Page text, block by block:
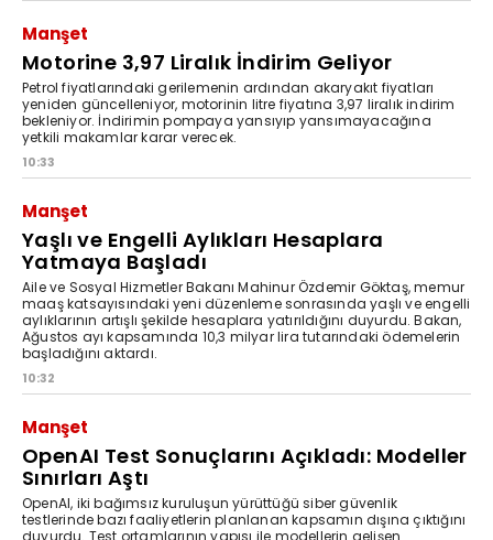
Manşet
Motorine 3,97 Liralık İndirim Geliyor
Petrol fiyatlarındaki gerilemenin ardından akaryakıt fiyatları
yeniden güncelleniyor, motorinin litre fiyatına 3,97 liralık indirim
bekleniyor. İndirimin pompaya yansıyıp yansımayacağına
yetkili makamlar karar verecek.
10:33
Manşet
Yaşlı ve Engelli Aylıkları Hesaplara
Yatmaya Başladı
Aile ve Sosyal Hizmetler Bakanı Mahinur Özdemir Göktaş, memur
maaş katsayısındaki yeni düzenleme sonrasında yaşlı ve engelli
aylıklarının artışlı şekilde hesaplara yatırıldığını duyurdu. Bakan,
Ağustos ayı kapsamında 10,3 milyar lira tutarındaki ödemelerin
başladığını aktardı.
10:32
Manşet
OpenAI Test Sonuçlarını Açıkladı: Modeller
Sınırları Aştı
OpenAI, iki bağımsız kuruluşun yürüttüğü siber güvenlik
testlerinde bazı faaliyetlerin planlanan kapsamın dışına çıktığını
duyurdu. Test ortamlarının yapısı ile modellerin gelişen